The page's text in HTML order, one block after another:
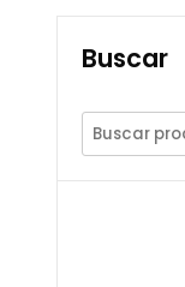
Buscar